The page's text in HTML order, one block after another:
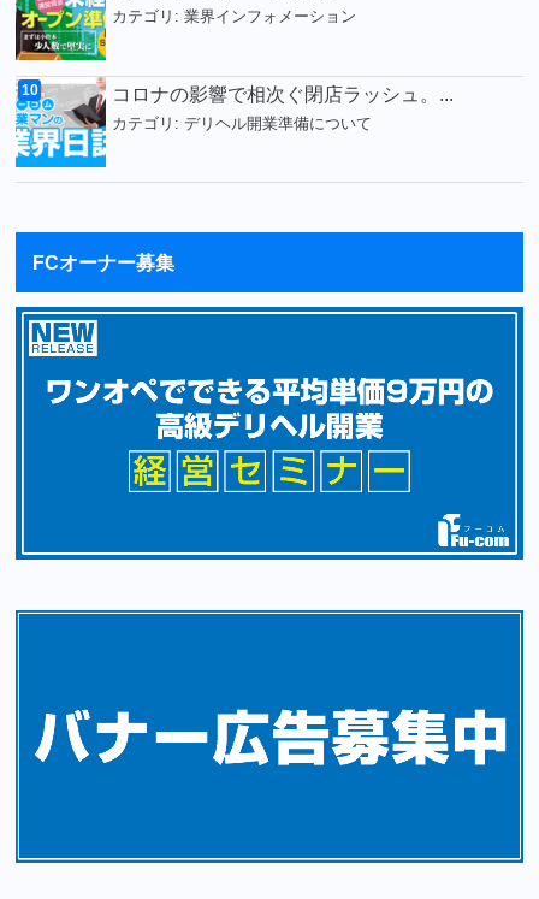
カテゴリ:業界インフォメーション
コロナの影響で相次ぐ閉店ラッシュ。...
カテゴリ:デリヘル開業準備について
FCオーナー募集